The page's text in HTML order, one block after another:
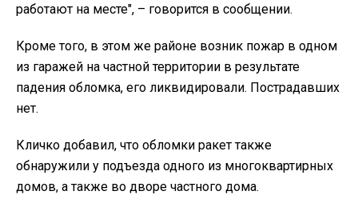
работают на месте", – говорится в сообщении.
Кроме того, в этом же районе возник пожар в одном
из гаражей на частной территории в результате
падения обломка, его ликвидировали. Пострадавших
нет.
Кличко добавил, что обломки ракет также
обнаружили у подъезда одного из многоквартирных
домов, а также во дворе частного дома.